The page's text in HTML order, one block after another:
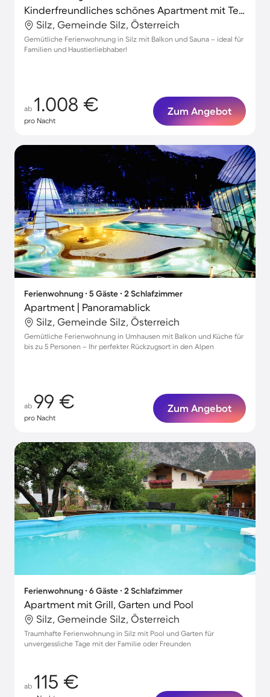
Kinderfreundliches schönes Apartment mit Terrasse und Sauna | Skifahren in der Nähe | Hunde erlaubt
Silz, Gemeinde Silz, Österreich
Gemütliche Ferienwohnung in Silz mit Balkon und Sauna – ideal für
Familien und Haustierliebhaber!
ab 1.008 €
pro Nacht
Zum Angebot
Ferienwohnung ∙ 5 Gäste ∙ 2 Schlafzimmer
Apartment | Panoramablick
Silz, Gemeinde Silz, Österreich
Gemütliche Ferienwohnung in Umhausen mit Balkon und Küche für
bis zu 5 Personen – Ihr perfekter Rückzugsort in den Alpen
ab 99 €
pro Nacht
Zum Angebot
Ferienwohnung ∙ 6 Gäste ∙ 2 Schlafzimmer
Apartment mit Grill, Garten und Pool
Silz, Gemeinde Silz, Österreich
Traumhafte Ferienwohnung in Silz mit Pool und Garten für
unvergessliche Tage mit der Familie oder Freunden
ab 115 €